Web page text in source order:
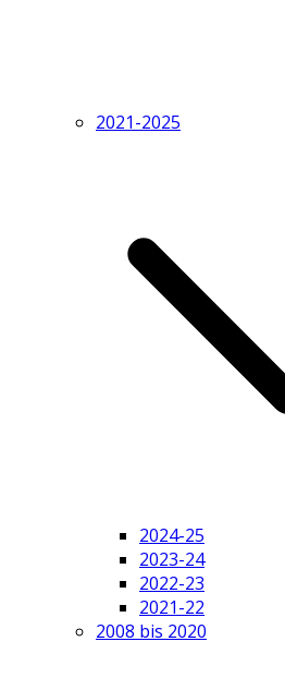
2021-2025
2024-25
2023-24
2022-23
2021-22
2008 bis 2020